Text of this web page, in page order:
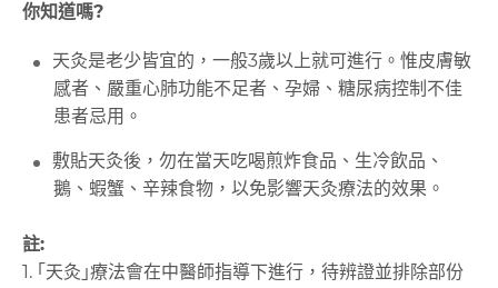
你知道嗎?
天灸是老少皆宜的，一般3歲以上就可進行。惟皮膚敏
感者、嚴重心肺功能不足者、孕婦、糖尿病控制不佳
患者忌用。
敷貼天灸後，勿在當天吃喝煎炸食品、生冷飲品、
鵝、蝦蟹、辛辣食物，以免影響天灸療法的效果。
註:
1. ｢天灸｣療法會在中醫師指導下進行，待辨證並排除部份